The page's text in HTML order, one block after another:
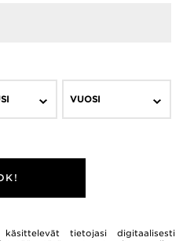
VUOSI
tietojasi digitaalisesti